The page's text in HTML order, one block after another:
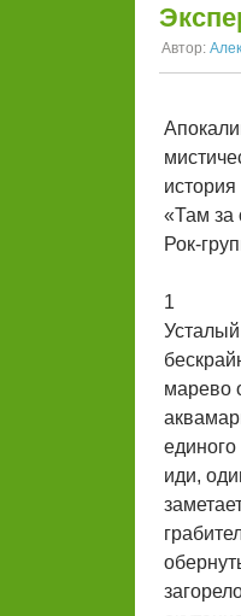
Автор:
«Там за
Рок-
1
Усталый
марево
иди,